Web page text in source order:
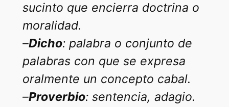
sucinto que encierra doctrina o
moralidad.
–Dicho: palabra o conjunto de
palabras con que se expresa
oralmente un concepto cabal.
–Proverbio: sentencia, adagio.